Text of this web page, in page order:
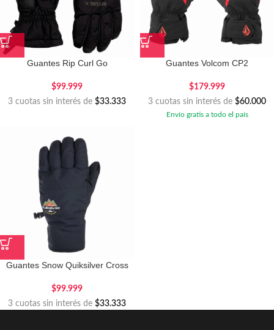
Guantes Rip Curl Go
$99.999
3 cuotas sin interés de $33.333
Guantes Volcom CP2
$179.999
3 cuotas sin interés de $60.000
Envío gratis a todo el país
Guantes Snow Quiksilver Cross
$99.999
3 cuotas sin interés de $33.333